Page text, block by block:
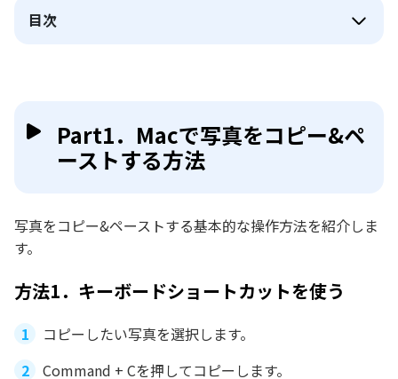
目次
Part1．Macで写真をコピー&ペ
ーストする方法
写真をコピー&ペーストする基本的な操作方法を紹介しま
す。
方法1．キーボードショートカットを使う
コピーしたい写真を選択します。
Command + Cを押してコピーします。